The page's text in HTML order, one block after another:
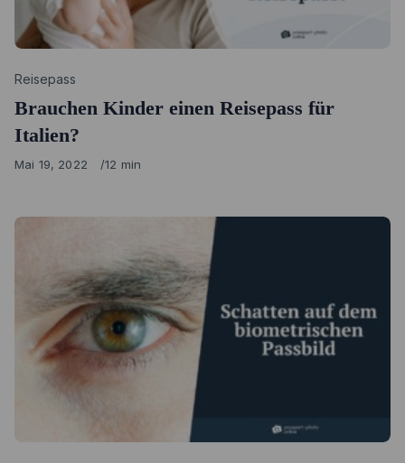
Category
Reisepass
Brauchen Kinder einen Reisepass für
Italien?
Published
Mai 19, 2022 12 min